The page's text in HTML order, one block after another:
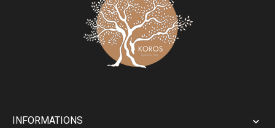
INFORMATIONS 